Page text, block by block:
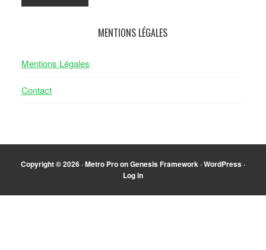
MENTIONS LÉGALES
Mentions Légales
Contact
Copyright © 2026 ·Metro ProonGenesis Framework ·WordPress ·
Log in